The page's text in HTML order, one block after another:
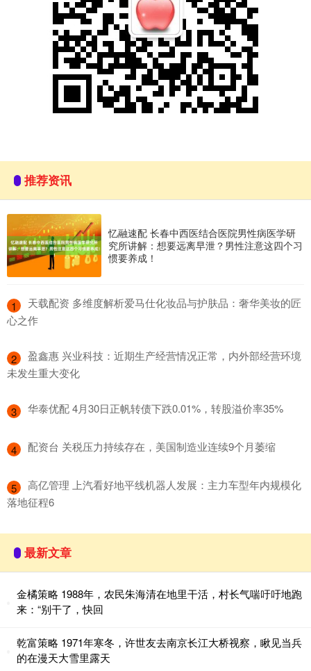
推荐资讯
忆融速配 长春中西医结合医院男性病医学研
究所讲解：想要远离早泄？男性注意这四个习
惯要养成！
1
​天载配资 多维度解析爱马仕化妆品与护肤品：奢华美妆的匠
心之作
2
​盈鑫惠 兴业科技：近期生产经营情况正常，内外部经营环境
未发生重大变化
3 ​华泰优配 4月30日正帆转债下跌0.01%，转股溢价率35%
4 ​配资台 关税压力持续存在，美国制造业连续9个月萎缩
5
​高亿管理 上汽看好地平线机器人发展：主力车型年内规模化
落地征程6
最新文章
金橘策略 1988年，农民朱海清在地里干活，村长气喘吁吁地跑
来：“别干了，快回
乾富策略 1971年寒冬，许世友去南京长江大桥视察，瞅见当兵
的在漫天大雪里露天